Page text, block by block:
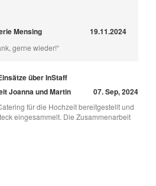
Mensing 19.11.2024
gerne wieder!“
über InStaff
Joanna und Martin
07. Sep, 2024
für die Hochzeit bereitgestellt und
eingesammelt. Die Zusammenarbeit